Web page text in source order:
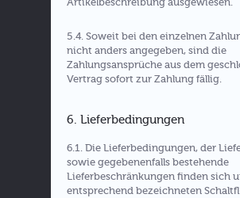
5.4. Soweit bei den einzelnen
nicht anders angegeben, sind die
Zahlungsansprüche aus dem
Vertrag sofort zur Zahlung fällig.
6. Lieferbedingungen
6.1. Die Lieferbedingungen, der
sowie gegebenenfalls bestehende
Lieferbeschränkungen finden sich
entsprechend bezeichneten